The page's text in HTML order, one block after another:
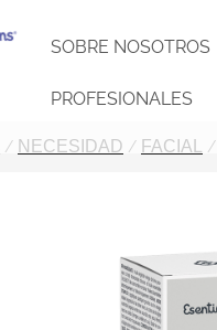
SOBRE NOSOTROS
PROFESIONALES
/ NECESIDAD / FACIAL /